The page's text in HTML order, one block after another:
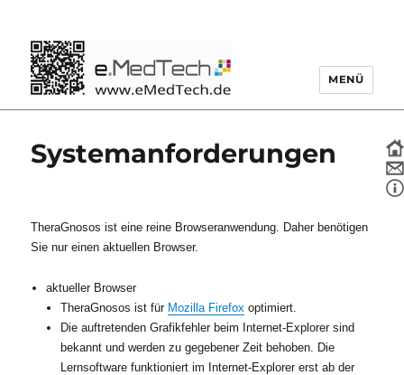
bme2o
MENÜ
Systemanforderungen
TheraGnosos ist eine reine Browseranwendung. Daher benötigen
Sie nur einen aktuellen Browser.
aktueller Browser
TheraGnosos ist für Mozilla Firefoxoptimiert.
Die auftretenden Grafikfehler beim Internet-Explorer sind
bekannt und werden zu gegebener Zeit behoben. Die
Lernsoftware funktioniert im Internet-Explorer erst ab der